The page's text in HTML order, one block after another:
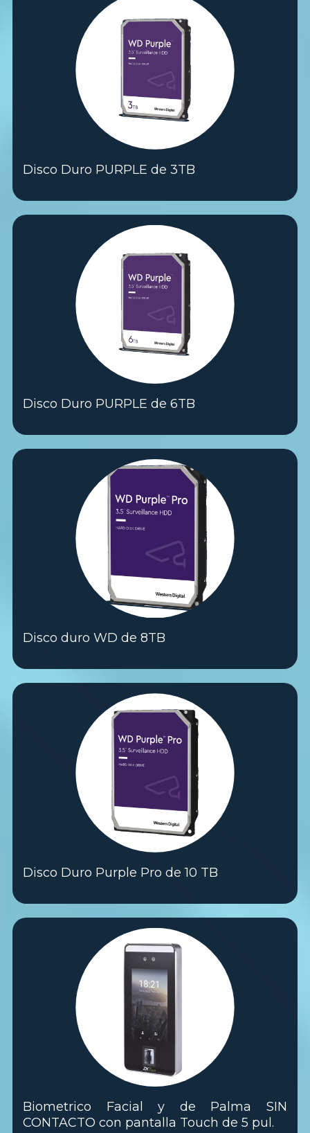
Disco Duro PURPLE de 3TB
Disco Duro PURPLE de 6TB
Disco duro WD de 8TB
Disco Duro Purple Pro de 10 TB
Biometrico Facial y de Palma SIN
CONTACTO con pantalla Touch de 5 pul.